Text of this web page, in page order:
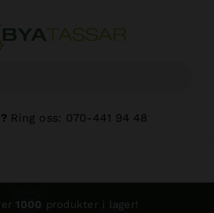
Ring oss: 070-441 94 48
1000 produkter i lager!